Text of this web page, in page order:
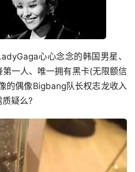
心心念念的韩国男星、
一人、唯一拥有黑卡(无限额信
的偶像Bigbang队长权志龙收入
疑么?